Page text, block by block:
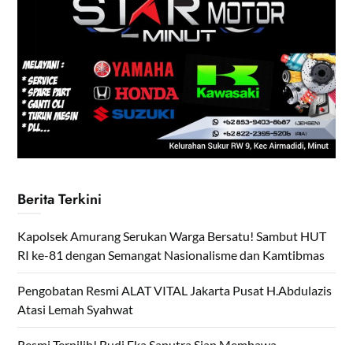
Berita Terkini
Kapolsek Amurang Serukan Warga Bersatu! Sambut HUT
RI ke-81 dengan Semangat Nasionalisme dan Kamtibmas
Pengobatan Resmi ALAT VITAL Jakarta Pusat H.Abdulazis
Atasi Lemah Syahwat